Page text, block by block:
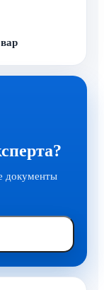
документы